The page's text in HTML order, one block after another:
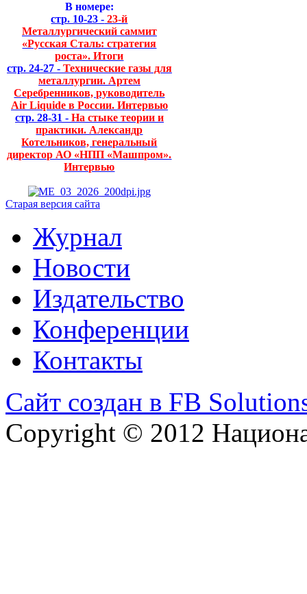
В номере:
стр. 10-23 - 23-й
Металлургический саммит
«Русская Сталь: стратегия
роста». Итоги
стр. 24-27 - Технические газы для
металлургии. Артем
Серебренников, руководитель
Air Liquide в России. Интервью
стр. 28-31 - На стыке теории и
практики. Александр
Котельников, генеральный
директор АО «НПП «Машпром».
Интервью
Старая версия сайта
Журнал
Новости
Издательство
Конференции
Контакты
Сайт создан в FB
Copyright © 2012